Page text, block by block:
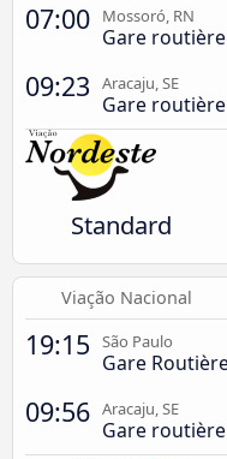
07:00 Mossoró, RN
Gare
09:23 Aracaju, SE
Gare
Standard
Viação Nacional
19:15 São Paulo
Gare
09:56 Aracaju, SE
Gare